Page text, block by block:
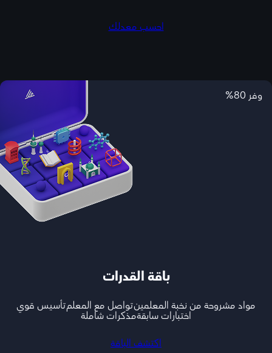
احسب معدلك
وفر 80%
باقة القدرات
مواد مشروحة من نخبة المعلمينتواصل مع المعلمتأسيس قوي
اختبارات سابقةمذكرات شاملة
اكتشف الباقة